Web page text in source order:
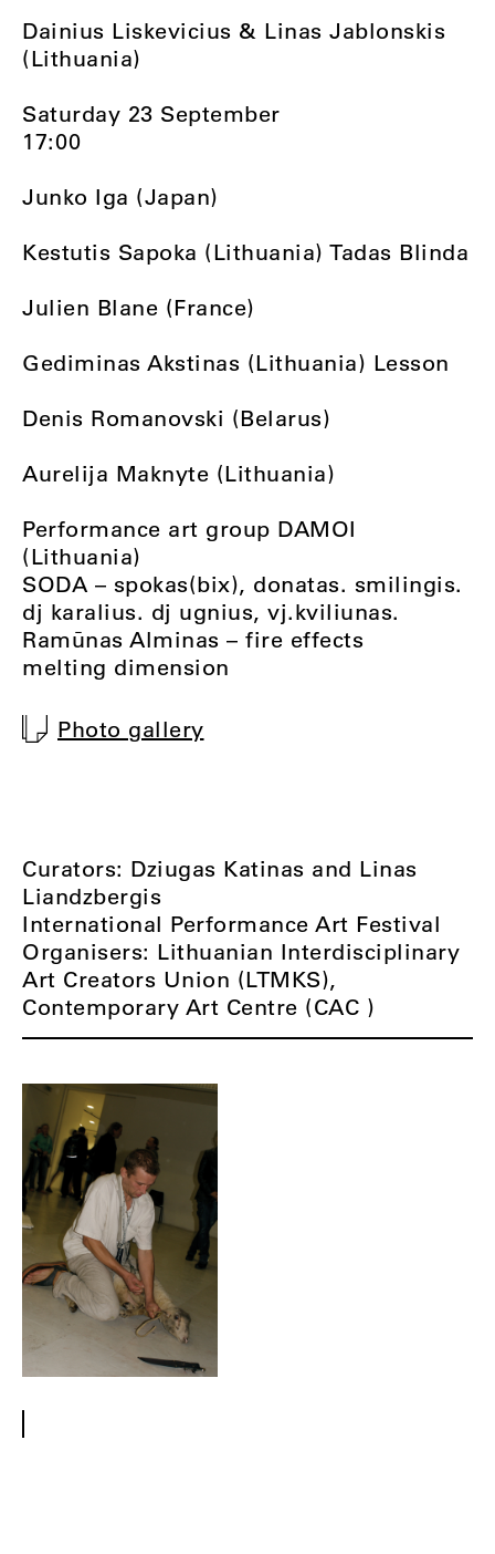
Dainius Liskevicius & Linas Jablonskis
(Lithuania)
Saturday 23 September
17:00
Junko Iga (Japan)
Kestutis Sapoka (Lithuania) Tadas Blinda
Julien Blane (France)
Gediminas Akstinas (Lithuania) Lesson
Denis Romanovski (Belarus)
Aurelija Maknyte (Lithuania)
Performance art group DAMOI
(Lithuania)
SODA – spokas(bix), donatas. smilingis.
dj karalius. dj ugnius, vj.kviliunas.
Ramūnas Alminas – fire effects
melting dimension
Photo gallery
Curators: Dziugas Katinas and Linas
Liandzbergis
International Performance Art Festival
Organisers: Lithuanian Interdisciplinary
Art Creators Union (LTMKS),
Contemporary Art Centre (CAC )